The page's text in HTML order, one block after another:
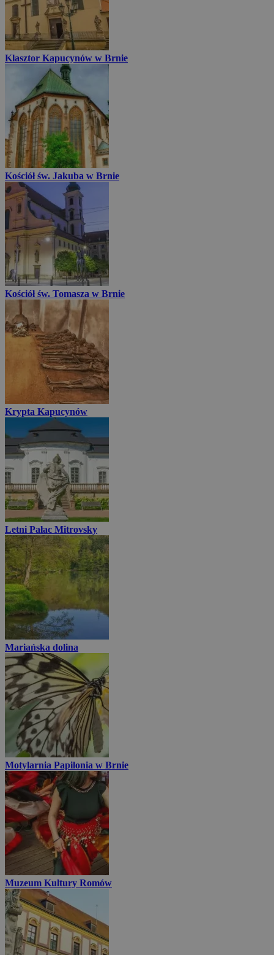
Klasztor Kapucynów w Brnie
Kościół św. Jakuba w Brnie
Kościół św. Tomasza w Brnie
Krypta Kapucynów
Letni Pałac Mitrovsky
Mariańska dolina
Motylarnia Papilonia w Brnie
Muzeum Kultury Romów